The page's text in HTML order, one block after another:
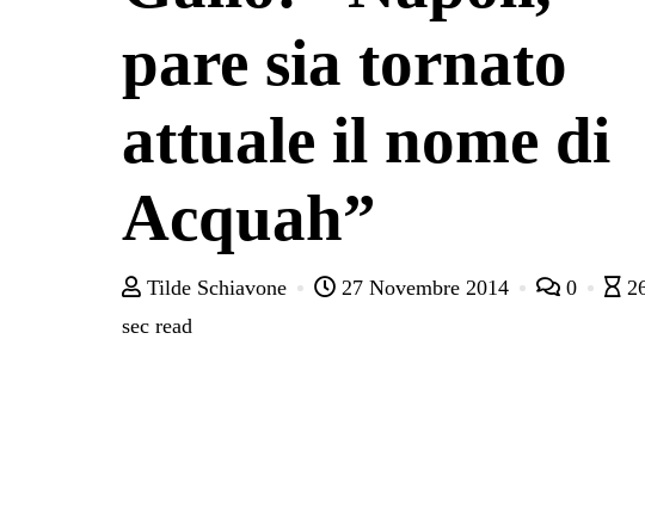
pare sia tornato
attuale il nome di
Acquah”
Tilde Schiavone 27 Novembre 2014 0
sec read